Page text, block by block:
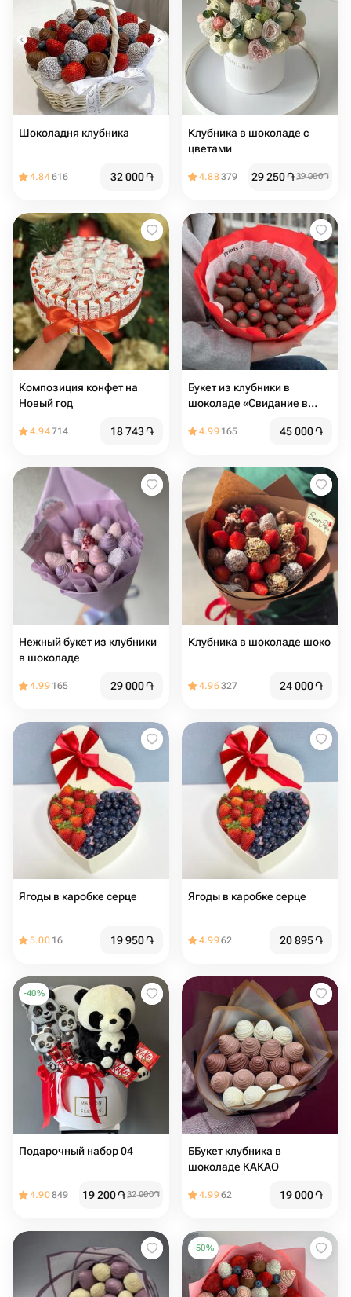
Шоколадня клубника
4.84616 32 000֏
Клубника в шоколаде с
цветами
4.88379 29 250֏39 000֏
Композиция конфет на
Новый год
4.94714 18 743֏
Букет из клубники в
шоколаде «Свидание в
4.99 165 45 000֏
Нежный букет из клубники
в шоколаде
4.99 165 29 000֏
Клубника в шоколаде шоко
4.96327 24 000֏
Ягоды в каробке серце
5.00 16 19 950֏
Ягоды в каробке серце
4.9962 20 895֏
-40%
Подарочный набор 04
4.90849 19 200֏32 000֏
ББукет клубника в
шоколаде КАКАО
4.9962 19 000֏
-50%